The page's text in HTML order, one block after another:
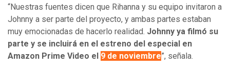
“Nuestras fuentes dicen que Rihanna y su equipo invitaron a
Johnny a ser parte del proyecto, y ambas partes estaban
muy emocionadas de hacerlo realidad. Johnny ya filmó su
parte y se incluirá en el estreno del especial en
Amazon Prime Video el 9 de noviembre”, señala.